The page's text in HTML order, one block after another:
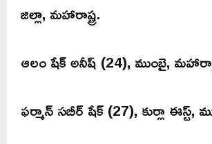
జిల్లా, మహారాష్ట్ర.
ఆలం షేక్ అనీష్ (24), ముంబై,
ఫర్మాన్ సబీర్ షేక్ (27), కుర్లా ఈస్ట్,